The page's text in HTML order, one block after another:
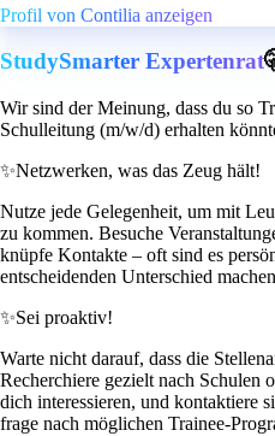
Profil von Contilia anzeigen
StudySmarter Expertenrat
Wir sind der Meinung, dass du so
Schulleitung (m/w/d) erhalten
✨Netzwerken, was das Zeug hält!
Nutze jede Gelegenheit, um mit
zu kommen. Besuche
knüpfe Kontakte – oft sind es
entscheidenden Unterschied
✨Sei proaktiv!
Warte nicht darauf, dass die
Recherchiere gezielt nach Schulen
dich interessieren, und kontaktiere
frage nach möglichen Trainee-